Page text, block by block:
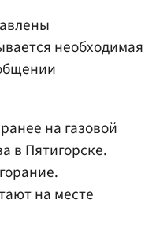
необходимая
ранее на газовой
в Пятигорске.
на месте